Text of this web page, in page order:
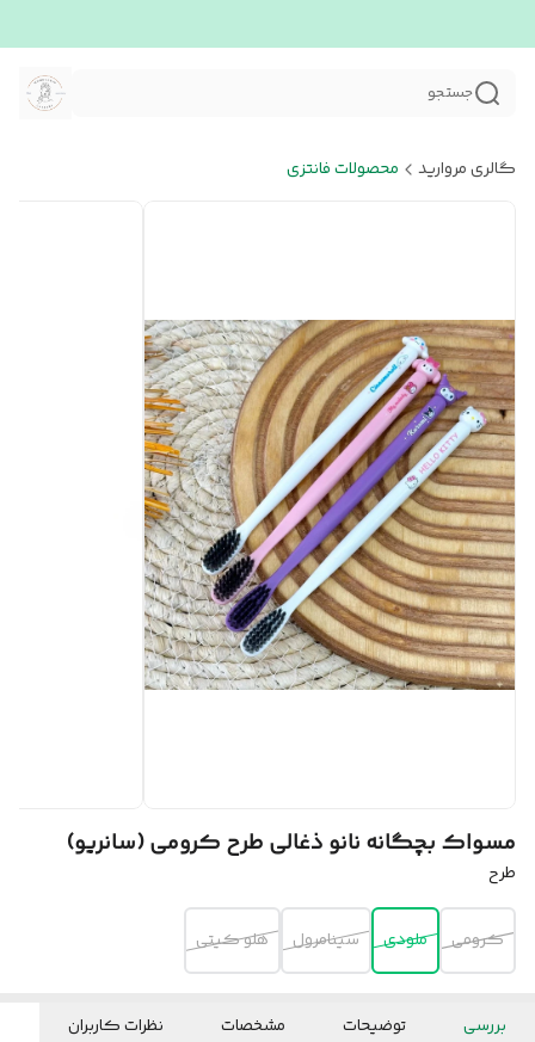
جستجو
گالری مروارید محصولات فانتزی
مسواک بچگانه نانو ذغالی طرح کرومی (سانریو)
طرح
کرومی ملودی سینامرول هلو کیتی
بررسی توضیحات مشخصات نظرات کاربران